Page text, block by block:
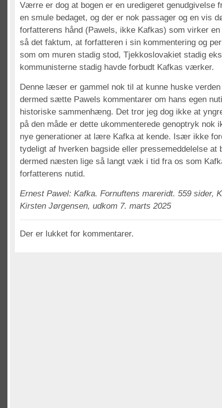
Værre er dog at bogen er en uredigeret genudgivelse
en smule bedaget, og der er nok passager og en vis
forfatterens hånd (Pawels, ikke Kafkas) som virker
så det faktum, at forfatteren i sin kommentering og
som om muren stadig stod, Tjekkoslovakiet stadig
kommunisterne stadig havde forbudt Kafkas værker.
Denne læser er gammel nok til at kunne huske
dermed sætte Pawels kommentarer om hans egen
historiske sammenhæng. Det tror jeg dog ikke at
på den måde er dette ukommenterede genoptryk nok
nye generationer at lære Kafka at kende. Især ikke
tydeligt af hverken bagside eller pressemeddelelse at
dermed næsten lige så langt væk i tid fra os som
forfatterens nutid.
Ernest Pawel: Kafka. Fornuftens mareridt. 559 sider,
Kirsten Jørgensen, udkom 7. marts 2025
Der er lukket for kommentarer.